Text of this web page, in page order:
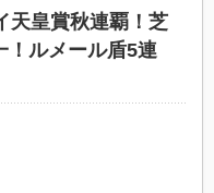
皇賞秋連覇！芝
！ルメール盾5連